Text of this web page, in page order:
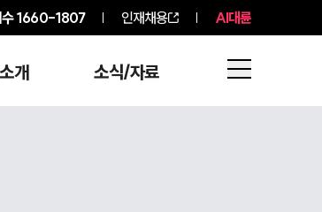
1660-1807 인재채용 AI대륜
개 소식/자료